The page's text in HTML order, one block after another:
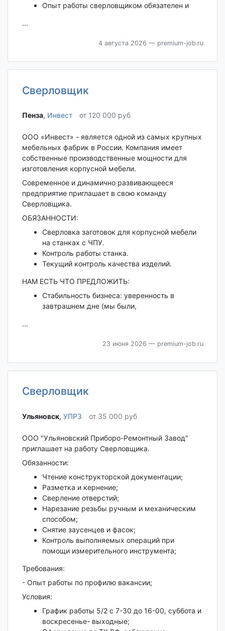
Опыт работы сверловщиком обязателен и
...
4 августа 2026 — premium-job.ru
Сверловщик
Пенза‎, Инвест от 120 000 руб
ООО «Инвест» - является одной из самых крупных
мебельных фабрик в России. Компания имеет
собственные производственные мощности для
изготовления корпусной мебели.
Современное и динамично развивающееся
предприятие приглашает в свою команду
Сверловщика.
ОБЯЗАННОСТИ:
Сверловка заготовок для корпусной мебели
на станках с ЧПУ.
Контроль работы станка.
Текущий контроль качества изделий.
НАМ ЕСТЬ ЧТО ПРЕДЛОЖИТЬ:
Стабильность бизнеса: уверенность в
завтрашнем дне (мы были,
...
23 июня 2026 — premium-job.ru
Сверловщик
Ульяновск‎, УПРЗ от 35 000 руб
ООО "Ульяновский Приборо-Ремонтный Завод"
приглашает на работу Сверловщика.
Обязанности:
Чтение конструкторской документации;
Разметка и кернение;
Сверление отверстий;
Нарезание резьбы ручным и механическим
способом;
Снятие заусенцев и фасок;
Контроль выполняемых операций при
помощи измерительного инструмента;
Требования:
- Опыт работы по профилю вакансии;
Условия:
График работы 5/2 с 7-30 до 16-00, суббота и
воскресенье- выходные;